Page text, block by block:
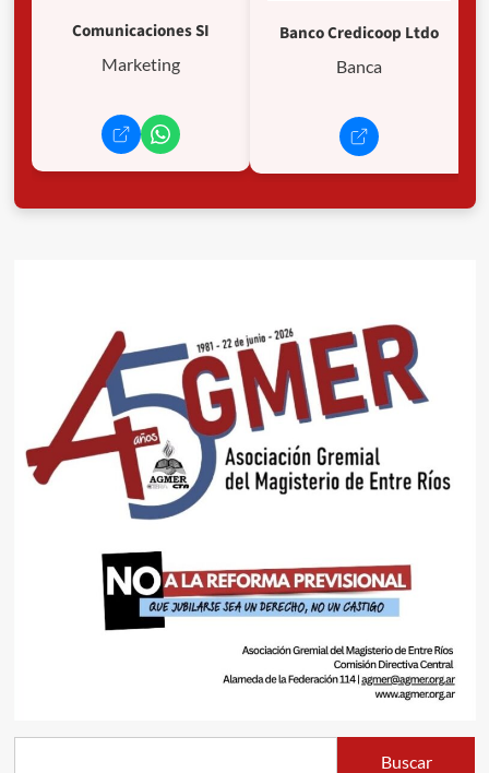
Comunicaciones SI
Marketing
Banco Credicoop Ltdo
Banca
Buscar